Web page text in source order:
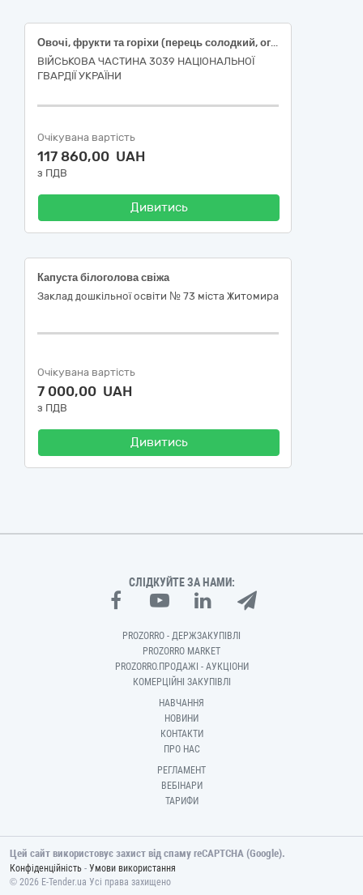
Овочі, фрукти та горіхи (перець солодкий, огірок свіжий , помідори свіжі, часник свіжий)
ВІЙСЬКОВА ЧАСТИНА 3039 НАЦІОНАЛЬНОЇ
ГВАРДІЇ УКРАЇНИ
Очікувана вартість
117 860,00 UAH
з ПДВ
Дивитись
Капуста білоголова свіжа
Заклад дошкільної освіти № 73 міста Житомира
Очікувана вартість
7 000,00 UAH
з ПДВ
Дивитись
СЛІДКУЙТЕ ЗА НАМИ:
PROZORRO - ДЕРЖЗАКУПІВЛІ
PROZORRO MARKET
PROZORRO.ПРОДАЖІ - АУКЦІОНИ
КОМЕРЦІЙНІ ЗАКУПІВЛІ
НАВЧАННЯ
НОВИНИ
КОНТАКТИ
ПРО НАС
РЕГЛАМЕНТ
ВЕБІНАРИ
ТАРИФИ
Цей сайт використовує захист від спаму reCAPTCHA (Google).
Конфіденційність - Умови використання
© 2026 E-Tender.ua Усі права захищено